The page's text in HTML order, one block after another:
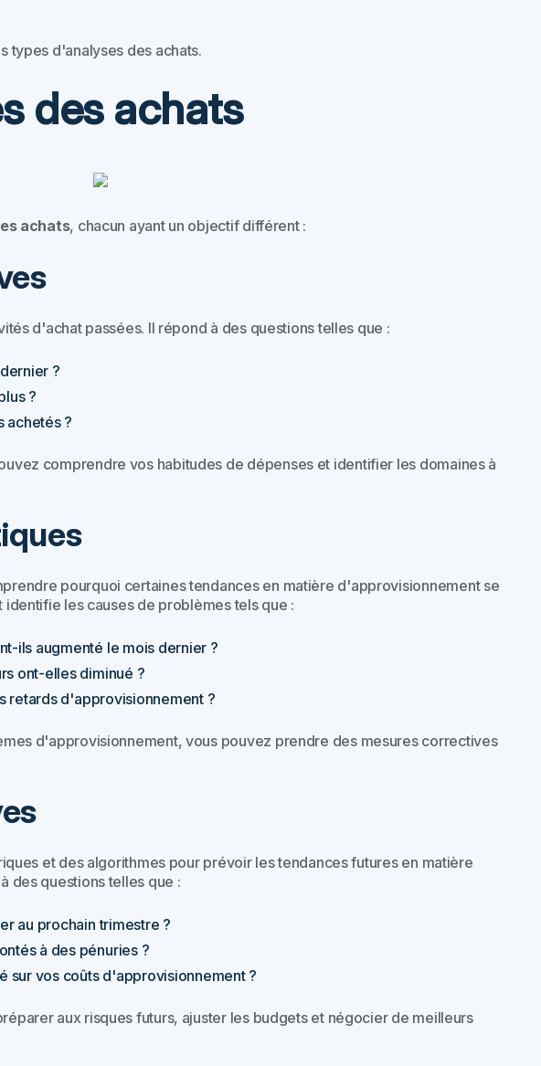
types d'analyses des achats.
des achats
achats, chacun ayant un objectif différent :
d'achat passées. Il répond à des questions telles que :
?
?
achetés ?
comprendre vos habitudes de dépenses et identifier les domaines à
pourquoi certaines tendances en matière d'approvisionnement se
les causes de problèmes tels que :
ils augmenté le mois dernier ?
ont-elles diminué ?
retards d'approvisionnement ?
d'approvisionnement, vous pouvez prendre des mesures correctives
et des algorithmes pour prévoir les tendances futures en matière
des questions telles que :
au prochain trimestre ?
à des pénuries ?
sur vos coûts d'approvisionnement ?
aux risques futurs, ajuster les budgets et négocier de meilleurs